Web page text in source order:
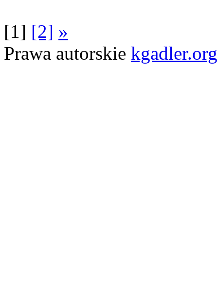
[1] [2] »
Prawa autorskie kgadler.org